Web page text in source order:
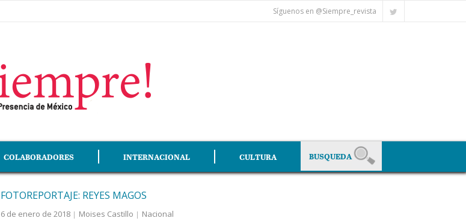
Síguenos en @Siempre_revista
COLABORADORES INTERNACIONAL CULTURA
FOTOREPORTAJE: REYES MAGOS
6 de enero de 2018 Moises Castillo
Nacional